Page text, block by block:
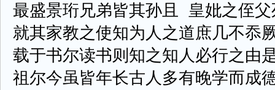
最盛景珩兄弟皆其孙且 皇妣之侄
就其家教之使知为人之道庶几不忝
载于书尔读书则知之知人必行之由
祖尔今虽皆年长古人多有晚学而成